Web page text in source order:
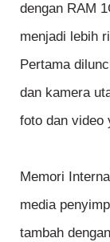
dengan RAM
menjadi lebih
Pertama
dan kamera
foto dan video
Memori
media
tambah